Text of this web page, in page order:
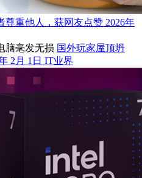
尊重他人，获网友点赞 2026年
国外玩家屋顶坍
2月 1日 IT业界